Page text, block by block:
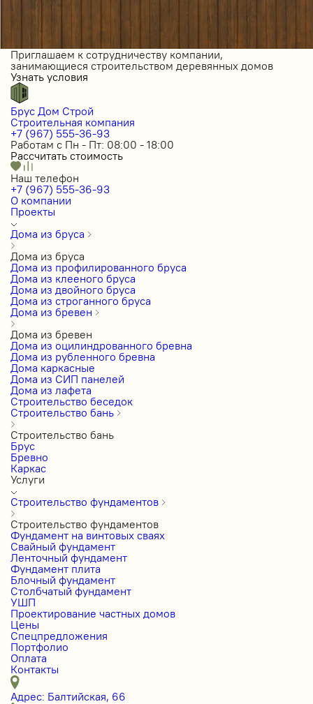
Приглашаем к сотрудничеству компании,
занимающиеся строительством деревянных домов
Узнать условия
Брус Дом Строй
Строительная компания
+7 (967) 555-36-93
Работам с Пн - Пт: 08:00 - 18:00
Рассчитать стоимость
Наш телефон
+7 (967) 555-36-93
О компании
Проекты
Дома из бруса
Дома из бруса
Дома из профилированного бруса
Дома из клееного бруса
Дома из двойного бруса
Дома из строганного бруса
Дома из бревен
Дома из бревен
Дома из оцилиндрованного бревна
Дома из рубленного бревна
Дома каркасные
Дома из СИП панелей
Дома из лафета
Строительство беседок
Строительство бань
Строительство бань
Брус
Бревно
Каркас
Услуги
Строительство фундаментов
Строительство фундаментов
Фундамент на винтовых сваях
Свайный фундамент
Ленточный фундамент
Фундамент плита
Блочный фундамент
Столбчатый фундамент
УШП
Проектирование частных домов
Цены
Спецпредложения
Портфолио
Оплата
Контакты
Адрес: Балтийская, 66